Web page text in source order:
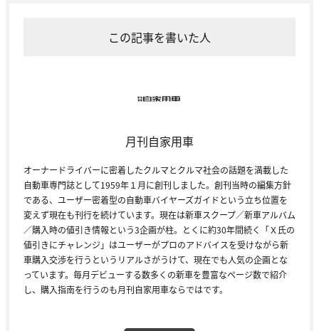
この記事を書いた人
月刊自家用車
オーナードライバーに密着したクルマとクルマ社会の話題を満載した
自動車専門誌として1959年１月に創刊しました。創刊当時の編集方針
である、ユーザー密着型の自動車バイヤーズガイドという立ち位置を
変えず現在も刊行を続けています。現在は新車スクープ／新車アルバム
／購入時の値引き情報という3企画が柱。とくに約30年間続く「Ｘ氏の
値引きにチャレンジ」はユーザーがプロのアドバイスを受けながら新
車購入交渉を行うというリアルさがうけて、現在でも人気の企画とな
っています。毎月デビューする数多くの新車を豊富なページ数で紹介
し、購入指南を行うのも月刊自家用車ならではです。